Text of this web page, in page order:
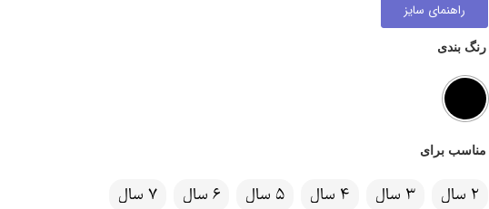
راهنمای سایز
رنگ بندی
مناسب برای
2 سال 3 سال 4 سال 5 سال 6 سال
7 سال